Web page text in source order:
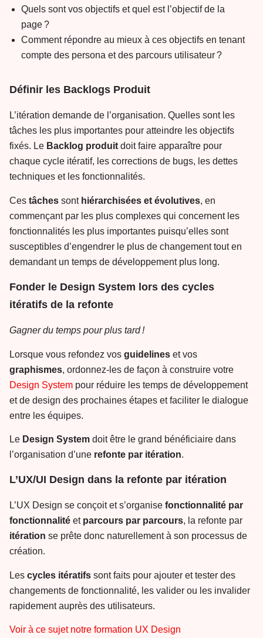
Quels sont vos objectifs et quel est l’objectif de la
page ?
Comment répondre au mieux à ces objectifs en tenant
compte des persona et des parcours utilisateur ?
Définir les Backlogs Produit
L’itération demande de l’organisation. Quelles sont les
tâches les plus importantes pour atteindre les objectifs
fixés. Le Backlog produit doit faire apparaître pour
chaque cycle itératif, les corrections de bugs, les dettes
techniques et les fonctionnalités.
Ces tâches sont hiérarchisées et évolutives, en
commençant par les plus complexes qui concernent les
fonctionnalités les plus importantes puisqu’elles sont
susceptibles d’engendrer le plus de changement tout en
demandant un temps de développement plus long.
Fonder le Design System lors des cycles
itératifs de la refonte
Gagner du temps pour plus tard !
Lorsque vous refondez vos guidelines et vos
graphismes, ordonnez-les de façon à construire votre
Design System pour réduire les temps de développement
et de design des prochaines étapes et faciliter le dialogue
entre les équipes.
Le Design System doit être le grand bénéficiaire dans
l’organisation d’une refonte par itération.
L’UX/UI Design dans la refonte par itération
L’UX Design se conçoit et s’organise fonctionnalité par
fonctionnalité et parcours par parcours, la refonte par
itération se prête donc naturellement à son processus de
création.
Les cycles itératifs sont faits pour ajouter et tester des
changements de fonctionnalité, les valider ou les invalider
rapidement auprès des utilisateurs.
Voir à ce sujet notre formation UX Design